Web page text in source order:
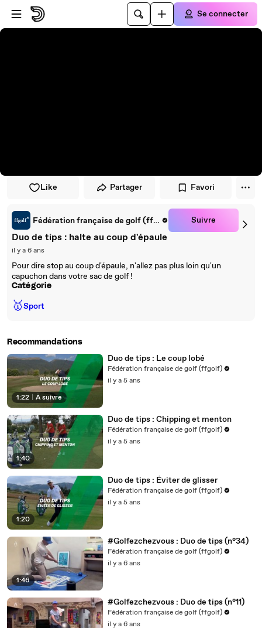
Passer au player
Passer au contenu principal
Se connecter
Like Partager Favori
Fédération française de golf (ffgolf) Suivre
Duo de tips : halte au coup d'épaule
il y a 6 ans
Pour dire stop au coup d'épaule, n'allez pas plus loin qu'un
capuchon dans votre sac de golf !
Catégorie
🥇Sport
Recommandations
1:22 À suivre
Duo de tips : Le coup lobé
Fédération française de golf (ffgolf)
il y a 5 ans
1:40
Duo de tips : Chipping et menton
Fédération française de golf (ffgolf)
il y a 5 ans
1:20
Duo de tips : Éviter de glisser
Fédération française de golf (ffgolf)
il y a 5 ans
1:46
#Golfezchezvous : Duo de tips (n°34)
Fédération française de golf (ffgolf)
il y a 6 ans
#Golfezchezvous : Duo de tips (n°11)
Fédération française de golf (ffgolf)
il y a 6 ans